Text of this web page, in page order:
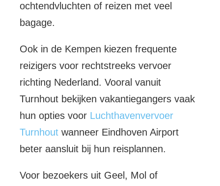
ochtendvluchten of reizen met veel
bagage.
Ook in de Kempen kiezen frequente
reizigers voor rechtstreeks vervoer
richting Nederland. Vooral vanuit
Turnhout bekijken vakantiegangers vaak
hun opties voor Luchthavenvervoer
Turnhoutwanneer Eindhoven Airport
beter aansluit bij hun reisplannen.
Voor bezoekers uit Geel, Mol of